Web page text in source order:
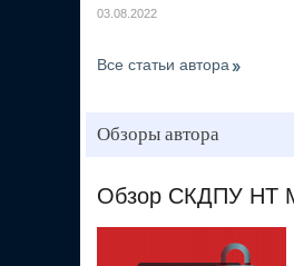
03.08.2022
Все статьи автора
Обзоры автора
Обзор СКДПУ НТ